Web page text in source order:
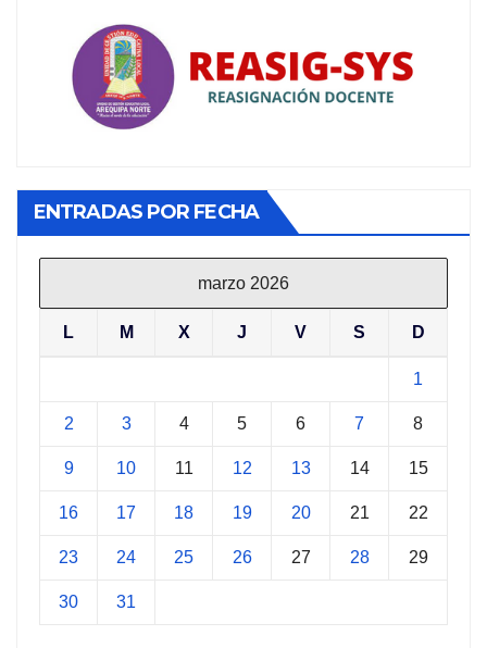
ENTRADAS POR FECHA
marzo 2026
L M X J V S D
1
2 3 4 5 6 7 8
9 10 11 12 13 14 15
16 17 18 19 20 21 22
23 24 25 26 27 28 29
30 31